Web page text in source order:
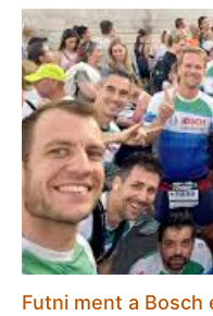
Futni ment a